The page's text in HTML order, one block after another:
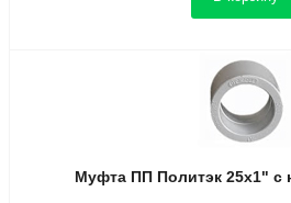
Муфта ПП Политэк 25x1" с